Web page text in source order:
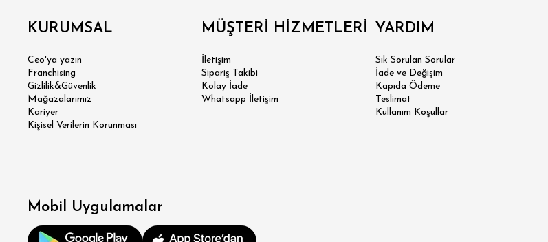
KURUMSAL
Ceo'ya yazın
Franchising
Gizlilik&Güvenlik
Mağazalarımız
Kariyer
Kişisel Verilerin Korunması
MÜŞTERİ HİZMETLERİ
İletişim
Sipariş Takibi
Kolay İade
Whatsapp İletişim
YARDIM
Sık Sorulan Sorular
İade ve Değişim
Kapıda Ödeme
Teslimat
Kullanım Koşullar
Mobil Uygulamalar